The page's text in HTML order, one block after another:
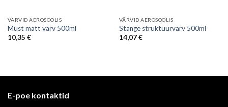
VÄRVID AEROSOOLIS
Must matt värv 500ml
10,35 €
VÄRVID AEROSOOLIS
Stange struktuurvärv 500ml
14,07€
E-poe kontaktid